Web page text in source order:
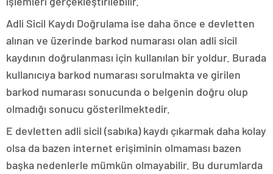
Adli Sicil Kaydı Doğrulama ise daha önce e devletten
alınan ve üzerinde barkod numarası olan adli sicil
kaydının doğrulanması için kullanılan bir yoldur. Burada
kullanıcıya barkod numarası sorulmakta ve girilen
barkod numarası sonucunda o belgenin doğru olup
olmadığı sonucu gösterilmektedir.
E devletten adli sicil (sabıka) kaydı çıkarmak daha kolay
olsa da bazen internet erişiminin olmaması bazen
başka nedenlerle mümkün olmayabilir. Bu durumlarda